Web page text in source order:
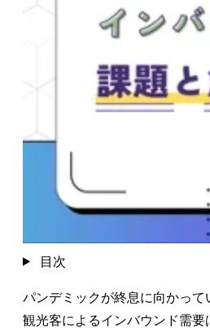
目次
パンデミックが終息に向かって
観光客によるインバウンド需要